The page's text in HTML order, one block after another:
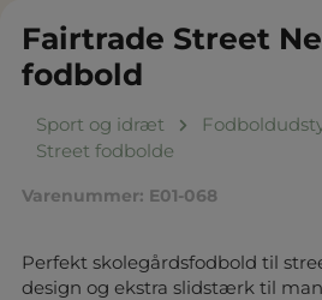
Fairtrade Street
fodbold
Sport og idræt
Street fodbolde
Varenummer: E01-068
Perfekt skolegårdsfodbold til
design og ekstra slidstærk til